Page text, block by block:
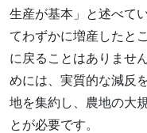
生産が基本」と述べて
てわずかに増産したと
に戻ることはありませ
めには、実質的な減反
地を集約し、農地の大
とが必要です。